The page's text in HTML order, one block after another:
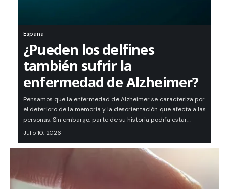
España
¿Pueden los delfines
también sufrir la
enfermedad de Alzheimer?
Pensamos que la enfermedad de Alzheimer se caracteriza por
el deterioro de la memoria y la desorientación que afecta a las
personas. Sin embargo, parte de su historia podría estar…
Julio 10, 2026